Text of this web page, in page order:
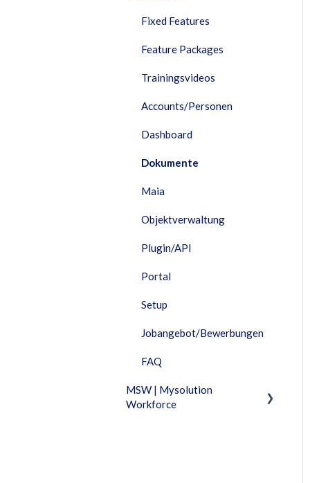
Fixed Features
Feature Packages
Trainingsvideos
Accounts/Personen
Dashboard
Dokumente
Maia
Objektverwaltung
Plugin/API
Portal
Setup
Jobangebot/Bewerbungen
FAQ
MSW | Mysolution
Workforce